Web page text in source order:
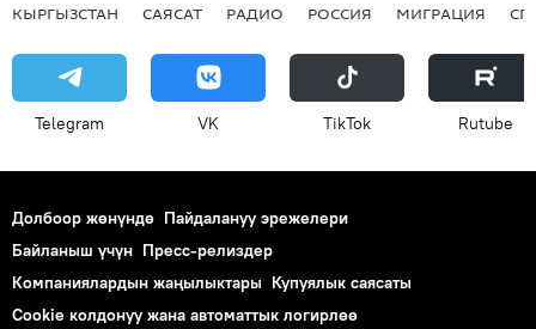
КЫРГЫЗСТАН САЯСАТ РАДИО РОССИЯ МИГРАЦИЯ
Telegram VK ТikТоk Rutube
Долбоор жөнүндө Пайдалануу эрежелери
Байланыш үчүн Пресс-релиздер
Компаниялардын жаңылыктары Купуялык саясаты
Cookie колдонуу жана автоматтык логирлөө